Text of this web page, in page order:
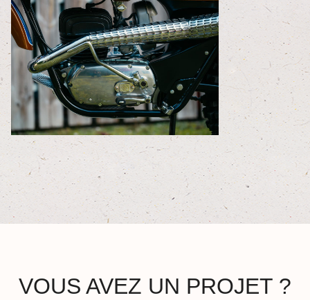
VOUS AVEZ UN PROJET ?